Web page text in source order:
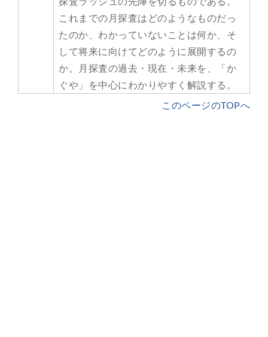
これまでの月探査はどのようなものだっ
たのか、わかっていないことは何か、そ
して将来に向けてどのように展開するの
か。月探査の過去・現在・未来を、「か
ぐや」を中心にわかりやすく解説する。
このページのTOPへ